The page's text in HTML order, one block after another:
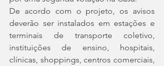
De acordo com o projeto, os avisos
deverão ser instalados em estações e
terminais de transporte coletivo,
instituições de ensino, hospitais,
clínicas, shoppings, centros comerciais,